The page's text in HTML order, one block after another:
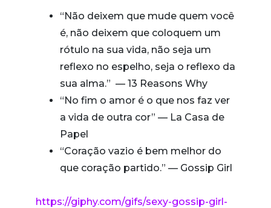
“Não deixem que mude quem você
é, não deixem que coloquem um
rótulo na sua vida, não seja um
reflexo no espelho, seja o reflexo da
sua alma.” — 13 Reasons Why
“No fim o amor é o que nos faz ver
a vida de outra cor” — La Casa de
Papel
“Coração vazio é bem melhor do
que coração partido.” — Gossip Girl
https://giphy.com/gifs/sexy-gossip-girl-